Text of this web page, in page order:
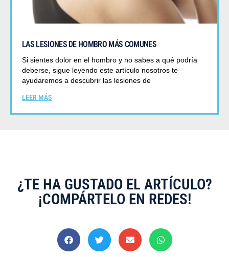
LAS LESIONES DE HOMBRO MÁS COMUNES
Si sientes dolor en el hombro y no sabes a qué podría
deberse, sigue leyendo este artículo nosotros te
ayudaremos a descubrir las lesiones de
LEER MÁS
¿TE HA GUSTADO EL ARTÍCULO?
¡COMPÁRTELO EN REDES!